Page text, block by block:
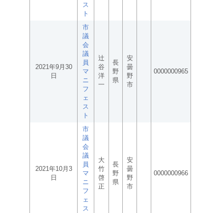
ス
ト
2021年9月30
日
市
議
会
議
員
マ
ニ
フ
ェ
ス
ト
辻
谷
洋
一
長
野
県
安
曇
野
市
0000000965
2021年10月3
日
市
議
会
議
員
マ
ニ
フ
ェ
ス
大
竹
啓
正
長
野
県
安
曇
野
市
0000000966